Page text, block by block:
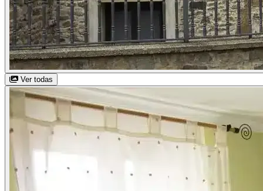
Ver todas